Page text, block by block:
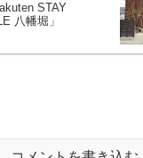
STAY
八幡堀」